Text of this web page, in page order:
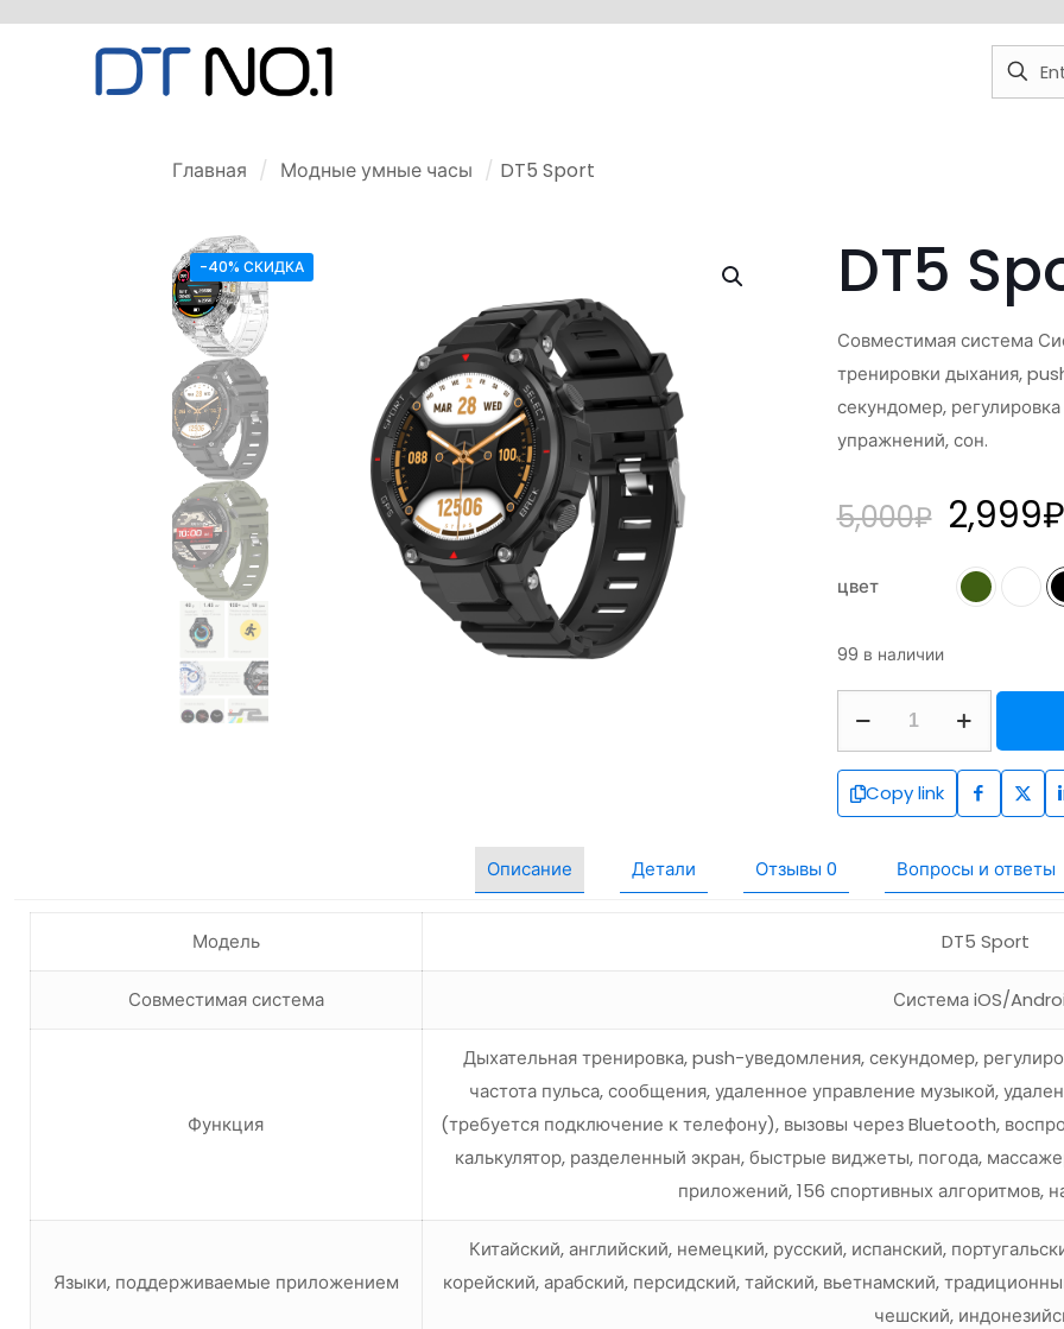
Главная / Модные умные часы / DT5 Sport
-40% СКИДКА DT5
Совместимая система
тренировки дыхания,
секундомер,
упражнений, сон.
5,000₽ 2,999₽
цвет
99 в наличии
Copy link
Описание Детали Отзывы 0 Вопросы и ответы
Модель DT5 Sport
Совместимая система Система iOS/
Функция
Дыхательная тренировка, push-уведомления, секундомер,
частота пульса, сообщения, удаленное управление музыкой,
(требуется подключение к телефону), вызовы через Bluetooth,
калькулятор, разделенный экран, быстрые виджеты, погода,
приложений, 156 спортивных алгоритмов,
Языки, поддерживаемые приложением
Китайский, английский, немецкий, русский, испанский,
корейский, арабский, персидский, тайский, вьетнамский,
чешский,